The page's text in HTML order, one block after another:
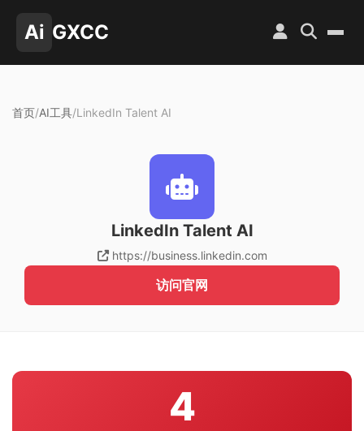
Ai GXCC
首页/AI工具/LinkedIn Talent AI
LinkedIn Talent AI
https://business.linkedin.com
访问官网
4